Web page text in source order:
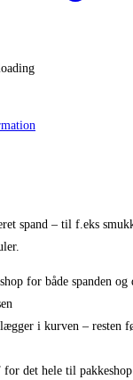
spand – til f.eks
for både spanden og
i kurven – resten
det hele til